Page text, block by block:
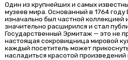
Один из крупнейших и самых
музеев мира. Основанный в 1764 году
изначально был частной коллекцией
значительно расширился и стал
Государственный Эрмитаж — это не
настоящая сокровищница мировой
каждый посетитель может
насладиться красотой произведений